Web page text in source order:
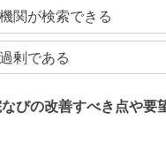
関が検索できる
剰である
びの改善すべき点や